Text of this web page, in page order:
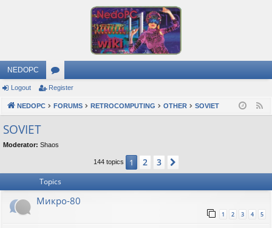
NEDOPC
or
u
s
Logout Register
NEDOPC FORUMS RETROCOMPUTING OTHER SOVIET
SOVIET
Moderator: Shaos
144 topics 1 2 3
Topics
Микро-80
1 2 3 4 5